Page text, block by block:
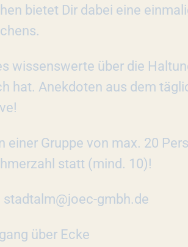
bietet Dir dabei eine
wissenswerte über die
hat. Anekdoten aus dem
einer Gruppe von max. 20
statt (mind. 10)!
stadtalm@joec-gmbh.de
über Ecke